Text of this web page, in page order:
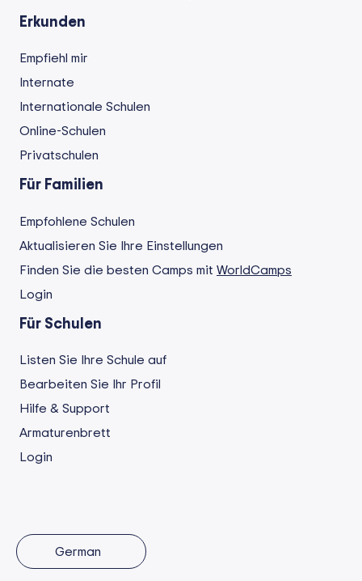
Erkunden
Empfiehl mir
Internate
Internationale Schulen
Online-Schulen
Privatschulen
Für Familien
Empfohlene Schulen
Aktualisieren Sie Ihre Einstellungen
Finden Sie die besten Camps mit WorldCamps
Login
Für Schulen
Listen Sie Ihre Schule auf
Bearbeiten Sie Ihr Profil
Hilfe & Support
Armaturenbrett
Login
German